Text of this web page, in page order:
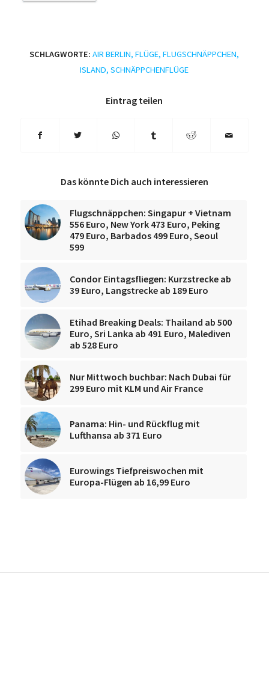
SCHLAGWORTE: AIR BERLIN,FLÜGE,FLUGSCHNÄPPCHEN,
ISLAND,SCHNÄPPCHENFLÜGE
Eintrag teilen
Das könnte Dich auch interessieren
Flugschnäppchen: Singapur + Vietnam
556 Euro, New York 473 Euro, Peking
479 Euro, Barbados 499 Euro, Seoul
599
Condor Eintagsfliegen: Kurzstrecke ab
39 Euro, Langstrecke ab 189 Euro
Etihad Breaking Deals: Thailand ab 500
Euro, Sri Lanka ab 491 Euro, Malediven
ab 528 Euro
Nur Mittwoch buchbar: Nach Dubai für
299 Euro mit KLM und Air France
Panama: Hin- und Rückflug mit
Lufthansa ab 371 Euro
Eurowings Tiefpreiswochen mit
Europa-Flügen ab 16,99 Euro